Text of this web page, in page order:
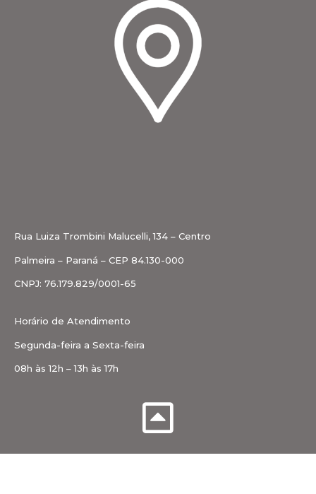
Rua Luiza Trombini Malucelli, 134 – Centro
Palmeira – Paraná – CEP 84.130-000
CNPJ: 76.179.829/0001-65
Horário de Atendimento
Segunda-feira a Sexta-feira
08h às 12h – 13h às 17h